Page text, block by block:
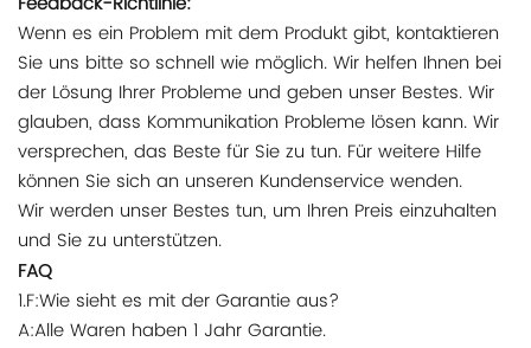
Wenn es ein Problem mit dem Produkt gibt, kontaktieren
Sie uns bitte so schnell wie möglich. Wir helfen Ihnen bei
der Lösung Ihrer Probleme und geben unser Bestes. Wir
glauben, dass Kommunikation Probleme lösen kann. Wir
versprechen, das Beste für Sie zu tun. Für weitere Hilfe
können Sie sich an unseren Kundenservice wenden.
Wir werden unser Bestes tun, um Ihren Preis einzuhalten
und Sie zu unterstützen.
FAQ
1.F:Wie sieht es mit der Garantie aus?
A:Alle Waren haben 1 Jahr Garantie.